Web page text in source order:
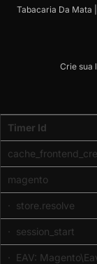
Tabacaria Da Mata
Crie sua
Profiler
(Memory
real
-
2097152,
emalloc
35564936)
Timer Id
magento
· store.resolve
· session_start
· EAV: